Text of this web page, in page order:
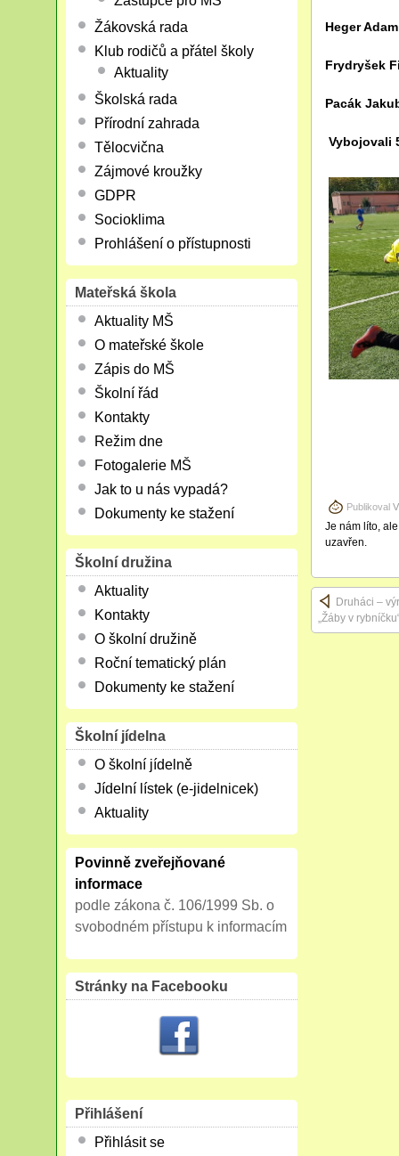
Heger Adam
Frydryšek
Pacák
Vybojovali
Publikoval
Je nám líto,
uzavřen.
Druháci –
„Žáby v
Žákovská rada
Klub rodičů a přátel školy
Aktuality
Školská rada
Přírodní zahrada
Tělocvična
Zájmové kroužky
GDPR
Socioklima
Prohlášení o přístupnosti
Mateřská škola
Aktuality MŠ
O mateřské škole
Zápis do MŠ
Školní řád
Kontakty
Režim dne
Fotogalerie MŠ
Jak to u nás vypadá?
Dokumenty ke stažení
Školní družina
Aktuality
Kontakty
O školní družině
Roční tematický plán
Dokumenty ke stažení
Školní jídelna
O školní jídelně
Jídelní lístek (e-jidelnicek)
Aktuality
Povinně zveřejňované
informace
podle zákona č. 106/1999 Sb. o
svobodném přístupu k informacím
Stránky na Facebooku
Přihlášení
Přihlásit se